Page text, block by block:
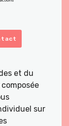
et du
sur